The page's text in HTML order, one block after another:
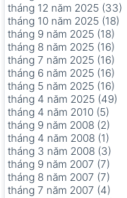
tháng 12 năm 2025 (33)
tháng 10 năm 2025 (18)
tháng 9 năm 2025 (18)
tháng 8 năm 2025 (16)
tháng 7 năm 2025 (16)
tháng 6 năm 2025 (16)
tháng 5 năm 2025 (16)
tháng 4 năm 2025 (49)
tháng 4 năm 2010 (5)
tháng 9 năm 2008 (2)
tháng 4 năm 2008 (1)
tháng 3 năm 2008 (3)
tháng 9 năm 2007 (7)
tháng 8 năm 2007 (7)
tháng 7 năm 2007 (4)